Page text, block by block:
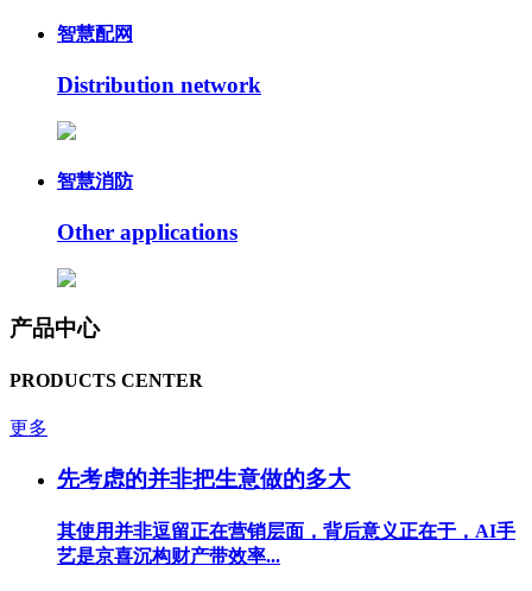
智慧配网
Distribution network
智慧消防
Other applications
产品中心
PRODUCTS CENTER
更多
先考虑的并非把生意做的多大
其使用并非逗留正在营销层面，背后意义正在于，AI手
艺是京喜沉构财产带效率...